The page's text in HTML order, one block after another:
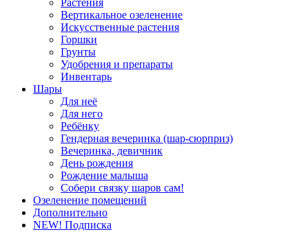
Растения
Вертикальное озеленение
Искусственные растения
Горшки
Грунты
Удобрения и препараты
Инвентарь
Шары
Для неё
Для него
Ребёнку
Гендерная вечеринка (шар-сюрприз)
Вечеринка, девичник
День рождения
Рождение малыша
Собери связку шаров сам!
Озеленение помещений
Дополнительно
NEW! Подписка